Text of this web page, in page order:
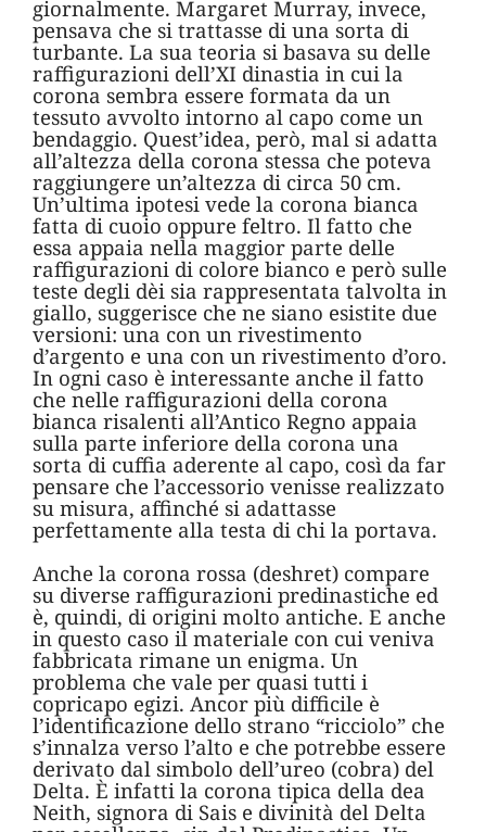
giornalmente. Margaret Murray, invece,
pensava che si trattasse di una sorta di
turbante. La sua teoria si basava su delle
raffigurazioni dell’XI dinastia in cui la
corona sembra essere formata da un
tessuto avvolto intorno al capo come un
bendaggio. Quest’idea, però, mal si adatta
all’altezza della corona stessa che poteva
raggiungere un’altezza di circa 50 cm.
Un’ultima ipotesi vede la corona bianca
fatta di cuoio oppure feltro. Il fatto che
essa appaia nella maggior parte delle
raffigurazioni di colore bianco e però sulle
teste degli dèi sia rappresentata talvolta in
giallo, suggerisce che ne siano esistite due
versioni: una con un rivestimento
d’argento e una con un rivestimento d’oro.
In ogni caso è interessante anche il fatto
che nelle raffigurazioni della corona
bianca risalenti all’Antico Regno appaia
sulla parte inferiore della corona una
sorta di cuffia aderente al capo, così da far
pensare che l’accessorio venisse realizzato
su misura, affinché si adattasse
perfettamente alla testa di chi la portava.
Anche la corona rossa (deshret) compare
su diverse raffigurazioni predinastiche ed
è, quindi, di origini molto antiche. E anche
in questo caso il materiale con cui veniva
fabbricata rimane un enigma. Un
problema che vale per quasi tutti i
copricapo egizi. Ancor più difficile è
l’identificazione dello strano “ricciolo” che
s’innalza verso l’alto e che potrebbe essere
derivato dal simbolo dell’ureo (cobra) del
Delta. È infatti la corona tipica della dea
Neith, signora di Sais e divinità del Delta